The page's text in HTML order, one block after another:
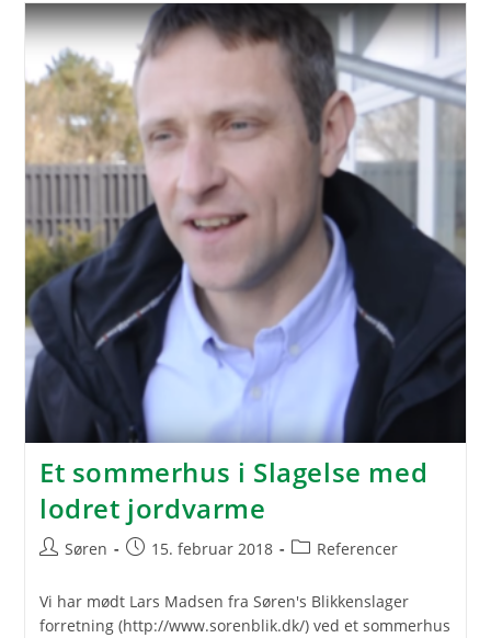
Lyngby
Med
Lodret
Et sommerhus i Slagelse med
lodret jordvarme
PostSøren
Post15. februar 2018
PostReferencer
Vi har mødt Lars Madsen fra Søren's Blikkenslager
forretning (http://www.sorenblik.dk/) ved et sommerhus